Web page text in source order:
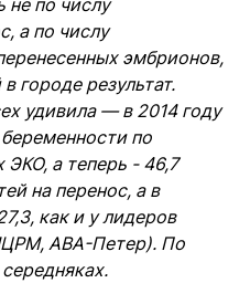
а по числу
эмбрионов,
городе результат.
удивила — в 2014 году
по
ЭКО, а теперь - 46,7
на перенос, а в
как и у лидеров
АВА-Петер). По